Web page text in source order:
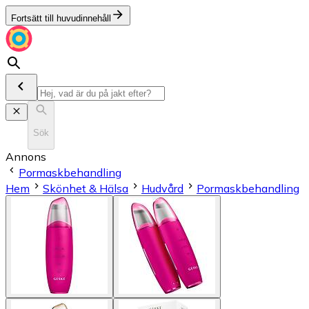
Fortsätt till huvudinnehåll
Sök
Annons
Pormaskbehandling
Hem
Skönhet & Hälsa Hudvård Pormaskbehandling